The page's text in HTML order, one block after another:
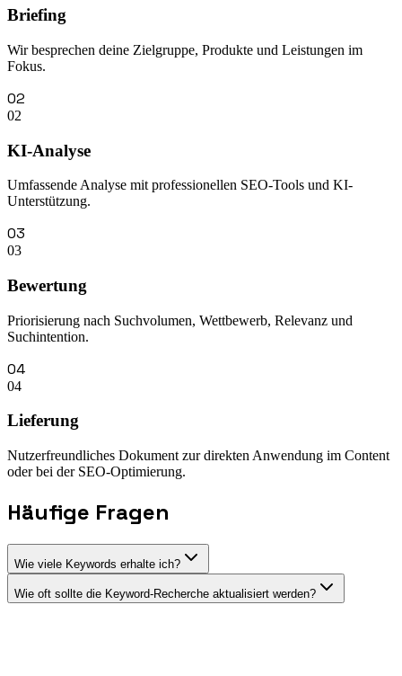
Briefing
Wir besprechen deine Zielgruppe, Produkte und Leistungen im
Fokus.
02
02
KI-Analyse
Umfassende Analyse mit professionellen SEO-Tools und KI-
Unterstützung.
03
03
Bewertung
Priorisierung nach Suchvolumen, Wettbewerb, Relevanz und
Suchintention.
04
04
Lieferung
Nutzerfreundliches Dokument zur direkten Anwendung im Content
oder bei der SEO-Optimierung.
Häufige Fragen
Wie viele Keywords erhalte ich?
Wie oft sollte die Keyword-Recherche aktualisiert werden?